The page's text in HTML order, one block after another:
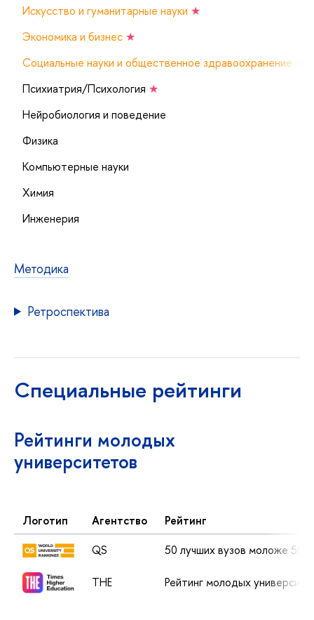
Искусство и гуманитарные науки ★
Экономика и бизнес ★
Социальные науки и общественное здравоохранение
Психиатрия/Психология ★
Нейробиология и поведение
Физика
Компьютерные науки
Химия
Инженерия
Методика
Ретроспектива
Специальные рейтинги
Рейтинги молодых
университетов
Логотип Агентство
Рейтинг
QS
50 лучших вузов моложе 50
THE Рейтинг молодых